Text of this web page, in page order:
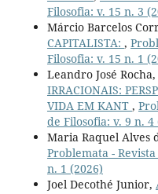
Filosofia: v. 15 n. 3
Márcio Barcelos
CAPITALISTA: ,
Filosofia: v. 15 n. 1
Leandro José Rocha,
IRRACIONAIS:
VIDA EM KANT ,
de Filosofia: v. 9 n. 4
Maria Raquel Alves
Problemata -
n. 1 (2026)
Joel Decothé Junior,